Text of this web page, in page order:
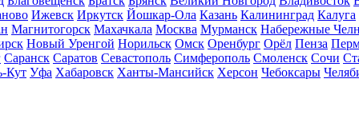
Ижевск Иркутск Йошкар-Ола Казань Калининград Калуга
Магнитогорск Махачкала Москва Мурманск Набережные
Новый Уренгой Норильск Омск Оренбург Орёл Пенза
Саранск Саратов Севастополь Симферополь Смоленск Сочи
Кут Уфа Хабаровск Ханты-Мансийск Херсон Чебоксары